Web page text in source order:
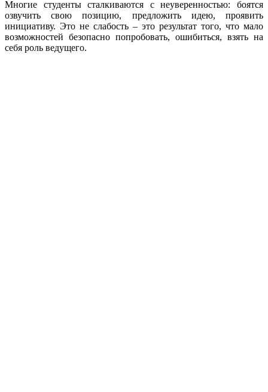
Многие студенты сталкиваются с неуверенностью: боятся
озвучить свою позицию, предложить идею, проявить
инициативу. Это не слабость – это результат того, что мало
возможностей безопасно попробовать, ошибиться, взять на
себя роль ведущего.